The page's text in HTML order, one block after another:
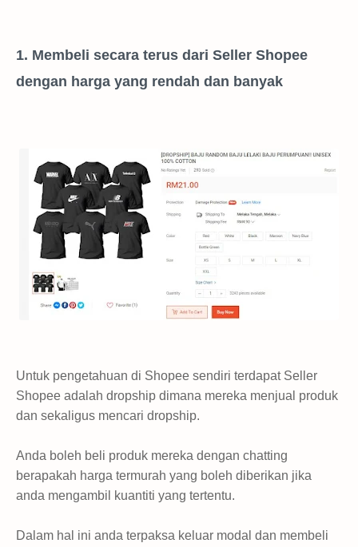
1. Membeli secara terus dari Seller Shopee
dengan harga yang rendah dan banyak
Untuk pengetahuan di Shopee sendiri terdapat Seller
Shopee adalah dropship dimana mereka menjual produk
dan sekaligus mencari dropship.
Anda boleh beli produk mereka dengan chatting
berapakah harga termurah yang boleh diberikan jika
anda mengambil kuantiti yang tertentu.
Dalam hal ini anda terpaksa keluar modal dan membeli